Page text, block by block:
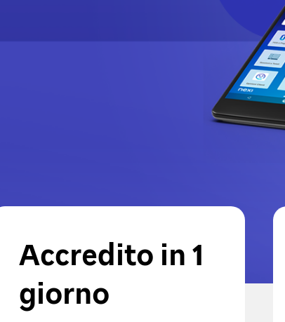
Accredito in 1
giorno